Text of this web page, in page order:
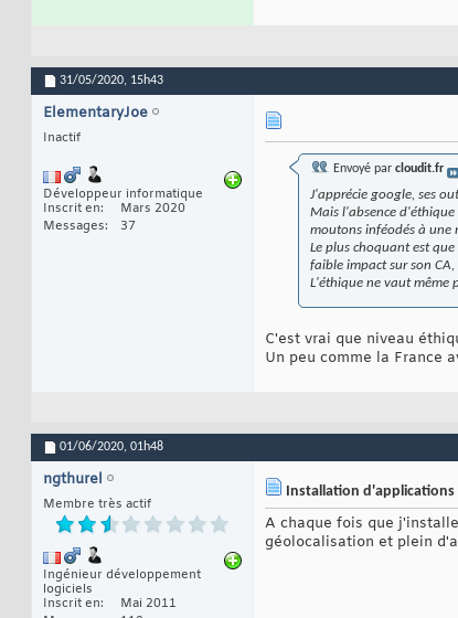
31/05/2020, 15h43
ElementaryJoe
Inactif
Développeur informatique
Inscrit en
Mars 2020
Messages
37
Envoyé par cloudit.fr
J'apprécie google, ses
Mais l'absence d'éthique
moutons inféodés à une
Le plus choquant est
faible impact sur son CA,
L'éthique ne vaut même
C'est vrai que niveau
Un peu comme la France
01/06/2020, 01h48
ngthurel
Membre très actif
Ingénieur développement
logiciels
Inscrit en
Mai 2011
Installation d'applications
A chaque fois que
géolocalisation et plein